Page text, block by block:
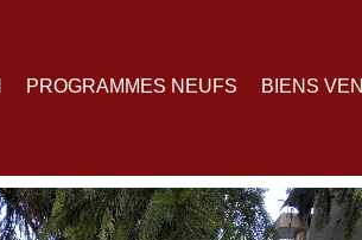
PROGRAMMES NEUFS BIENS